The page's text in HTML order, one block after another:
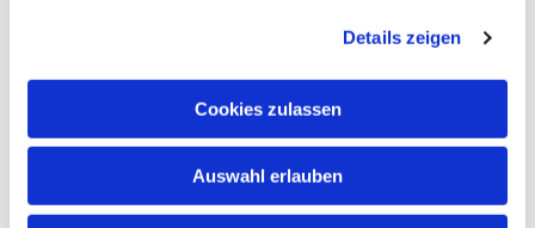
Details zeigen
Cookies zulassen
Auswahl erlauben
Kontakt
Anschrift